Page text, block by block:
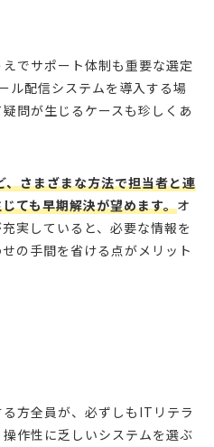
でサポート体制も重要な選定
ル配信システムを導入する場
問が生じるケースも珍しくあ
さまざまな方法で担当者と連
ても早期解決が望めます。オ
実していると、必要な情報を
の手間を省ける点がメリット
方全員が、必ずしもITリテラ
作性に乏しいシステムを選ぶ